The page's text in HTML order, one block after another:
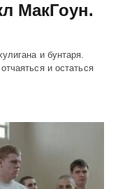
МакГоун.
и бунтаря.
и остаться